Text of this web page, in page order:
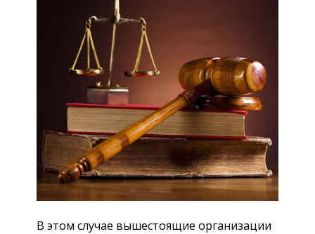
В этом случае вышестоящие организации